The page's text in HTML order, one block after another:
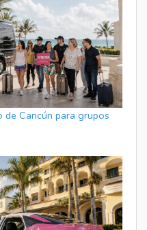
Cancún para grupos